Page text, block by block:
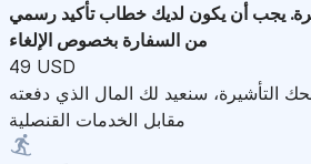
يجب أن يكون لديك خطاب تأكيد رسمي
من السفارة بخصوص الإلغاء
49 USD
التأشيرة، سنعيد لك المال الذي دفعته
مقابل الخدمات القنصلية